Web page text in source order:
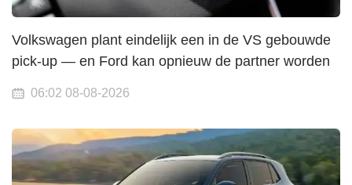
Volkswagen plant eindelijk een in de VS gebouwde
pick-up — en Ford kan opnieuw de partner worden
06:02 08-08-2026